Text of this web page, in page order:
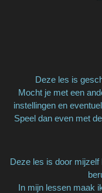
Deze les is
Mocht je met een
instellingen en
Speel dan even met
Deze les is door
In mijn lessen maak